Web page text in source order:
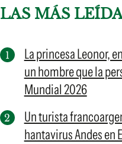
LAS MÁS
La princesa Leonor,
un hombre que la
Mundial 2026
Un turista
hantavirus Andes en